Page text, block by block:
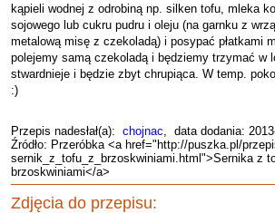
kąpieli wodnej z odrobiną np. silken tofu, mleka
sojowego lub cukru pudru i oleju (na garnku z
metalową misę z czekoladą) i posypać płatkami
polejemy samą czekoladą i będziemy trzymać w
stwardnieje i będzie zbyt chrupiąca. W temp.
:)
Przepis nadesłał(a): chojnac, data dodania:
Źródło: Przeróbka <a href="http://puszka.pl/
sernik_z_tofu_z_brzoskwiniami.html">Sernika z
brzoskwiniami</a>
Zdjęcia do przepisu: